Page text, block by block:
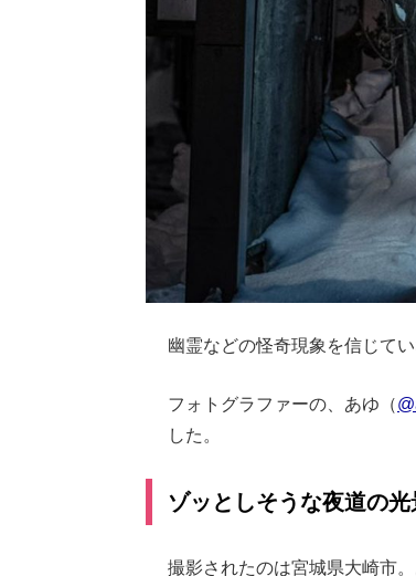
幽霊などの怪奇現象を信じて
フォトグラファーの、あゆ（
した。
ゾッとしそうな夜道の光
撮影されたのは宮城県大崎市